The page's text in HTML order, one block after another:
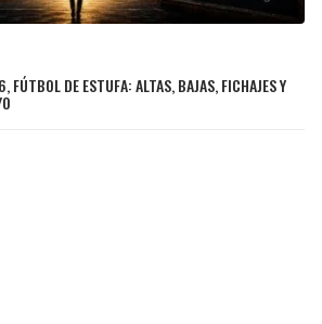
DE ESTUFA: ALTAS, BAJAS, FICHAJES Y